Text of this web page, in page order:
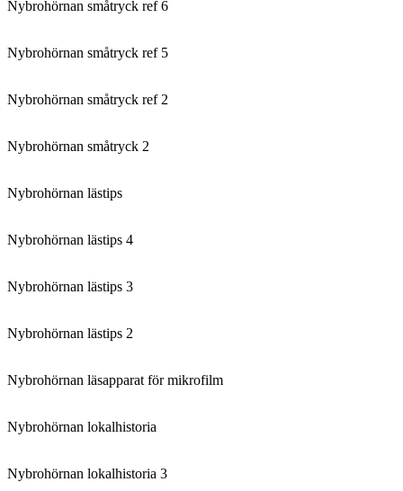
Nybrohörnan småtryck ref 6
Nybrohörnan småtryck ref 5
Nybrohörnan småtryck ref 2
Nybrohörnan småtryck 2
Nybrohörnan lästips
Nybrohörnan lästips 4
Nybrohörnan lästips 3
Nybrohörnan lästips 2
Nybrohörnan läsapparat för mikrofilm
Nybrohörnan lokalhistoria
Nybrohörnan lokalhistoria 3